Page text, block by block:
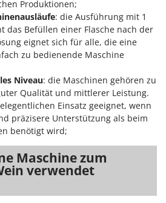
- Freischneider
Rührwerk
Düngerstreuer
Produktionen;
: die Ausführung mit 1
das Befüllen einer Flasche nach der
eignet sich für alle, die eine
zu bedienende Maschine
Niveau: die Maschinen gehören zu
Qualität und mittlerer Leistung.
Einsatz geeignet, wenn
präzisere Unterstützung als beim
benötigt wird;
Maschine zum
verwendet